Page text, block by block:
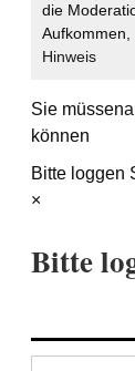
die
Aufkommen,
Hinweis
Sie müssen
können
Bitte loggen
×
Bitte